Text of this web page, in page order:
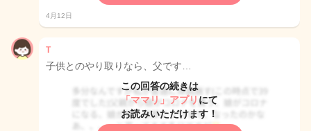
4月12日
T
子供とのやり取りなら、父です…
この回答の続きは
「ママリ」アプリ にて
お読みいただけます！